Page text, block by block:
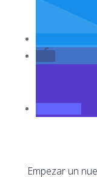
Empezar un